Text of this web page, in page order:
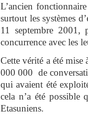
L’ancien
surtout les systèmes
11 septembre 2001,
concurrence avec les
Cette vérité a été
000 000 de
qui avaient été
cela n’a été possible
Etasuniens.